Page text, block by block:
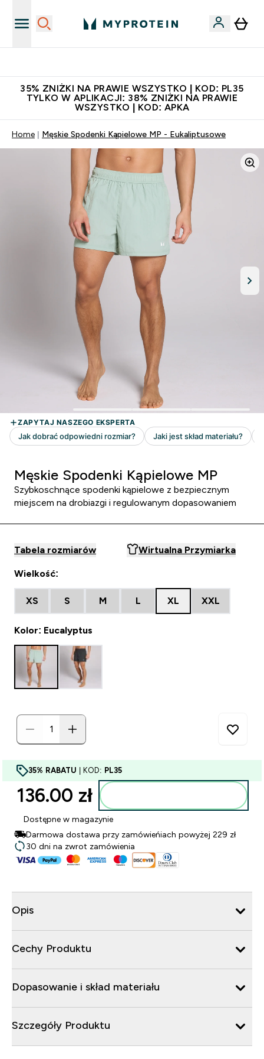
35% ZNIŻKI NA PRAWIE WSZYSTKO | KOD: PL35
TYLKO W APLIKACJI: 38% ZNIŻKI NA PRAWIE
WSZYSTKO | KOD: APKA
Home Męskie Spodenki Kąpielowe MP - Eukaliptusowe
Męskie Spodenki Kąpielowe MP
Szybkoschnące spodenki kąpielowe z bezpiecznym
miejscem na drobiazgi i regulowanym dopasowaniem
Tabela rozmiarów Wirtualna Przymiarka
Wielkość:
XS S M L XL XXL
Kolor: Eucalyptus
35% RABATU | KOD: PL35
136.00 zł‎
Dostępne w magazynie
Darmowa dostawa przy zamówieńiach powyżej 229 zł
30 dni na zwrot zamówienia
Opis
Cechy Produktu
Dopasowanie i skład materiału
Szczegóły Produktu